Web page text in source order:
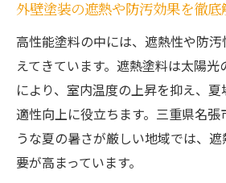
外壁塗装の地元業者を選
イント
外壁塗装で失敗しない地
外壁塗装のアフター対応
方
外壁塗装で地域気候に合
後悔しない外壁塗装実現のた
外壁塗装の遮熱や防汚効果を徹底
高性能塗料の中には、遮熱性や防
えてきています。遮熱塗料は太陽光
により、室内温度の上昇を抑え、
適性向上に役立ちます。三重県名張
うな夏の暑さが厳しい地域では、
要が高まっています。